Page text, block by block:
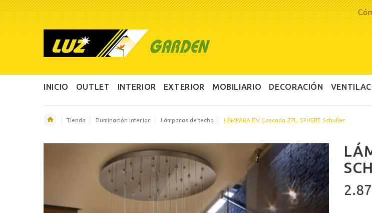
INICIO OUTLET INTERIOR EXTERIOR MOBILIARIO DECORACIÓN
Tienda Iluminación interior Lámparas de techo LÁMPARA EN Cascada 27L. SPHERE Schuller